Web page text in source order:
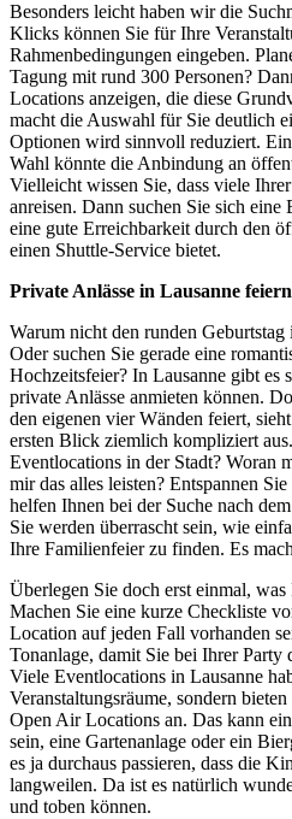
Besonders leicht haben wir die
Klicks können Sie für Ihre
Rahmenbedingungen eingeben.
Tagung mit rund 300 Personen?
Locations anzeigen, die diese
macht die Auswahl für Sie deutlich
Optionen wird sinnvoll reduziert.
Wahl könnte die Anbindung an
Vielleicht wissen Sie, dass viele
anreisen. Dann suchen Sie sich
eine gute Erreichbarkeit durch den
einen Shuttle-Service bietet.
Private Anlässe in Lausanne feiern
Warum nicht den runden Geburtstag
Oder suchen Sie gerade eine
Hochzeitsfeier? In Lausanne gibt es
private Anlässe anmieten können.
den eigenen vier Wänden feiert,
ersten Blick ziemlich kompliziert
Eventlocations in der Stadt? Woran
mir das alles leisten? Entspannen
helfen Ihnen bei der Suche nach
Sie werden überrascht sein, wie
Ihre Familienfeier zu finden. Es
Überlegen Sie doch erst einmal,
Machen Sie eine kurze Checkliste
Location auf jeden Fall vorhanden
Tonanlage, damit Sie bei Ihrer Party
Viele Eventlocations in Lausanne
Veranstaltungsräume, sondern
Open Air Locations an. Das kann
sein, eine Gartenanlage oder ein
es ja durchaus passieren, dass die
langweilen. Da ist es natürlich
und toben können.